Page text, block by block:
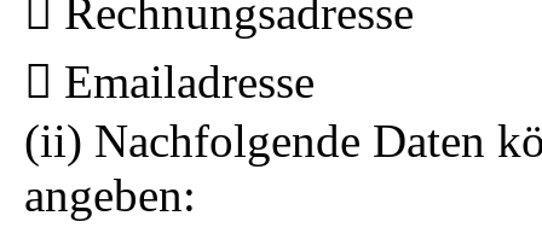
Rechnungsadresse
Emailadresse
(ii) Nachfolgende Daten
angeben: